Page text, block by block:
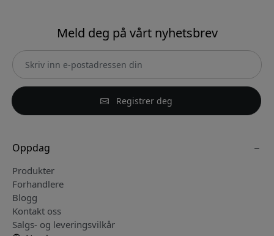
Meld deg på vårt nyhetsbrev
Registrer deg
Oppdag
Produkter
Forhandlere
Blogg
Kontakt oss
Salgs- og leveringsvilkår